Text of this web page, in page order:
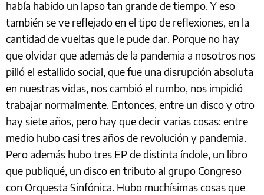
había habido un lapso tan grande de tiempo. Y eso
también se ve reflejado en el tipo de reflexiones, en la
cantidad de vueltas que le pude dar. Porque no hay
que olvidar que además de la pandemia a nosotros nos
pilló el estallido social, que fue una disrupción absoluta
en nuestras vidas, nos cambió el rumbo, nos impidió
trabajar normalmente. Entonces, entre un disco y otro
hay siete años, pero hay que decir varias cosas: entre
medio hubo casi tres años de revolución y pandemia.
Pero además hubo tres EP de distinta índole, un libro
que publiqué, un disco en tributo al grupo Congreso
con Orquesta Sinfónica. Hubo muchísimas cosas que